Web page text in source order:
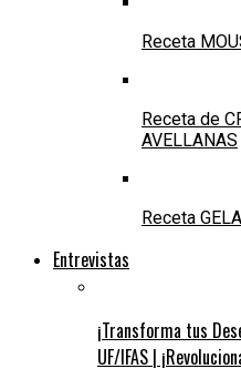
Receta
Receta de
AVELLANAS
Receta
Entrevistas
¡Transforma tus
UF/IFAS |